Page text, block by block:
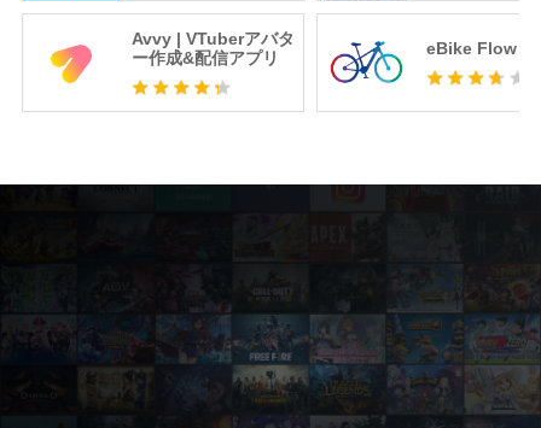
Avvy | VTuberアバタ
ー作成&配信アプリ
eBike Flow